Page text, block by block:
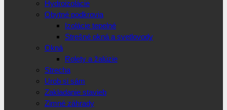
Hydroizolácie
Obytné podkrovia
Izolácie tepelné
Strešné okná a svetlovody
Okná
Rolety a žalúzie
Strecha
Urob si sám
Zakladanie stavieb
Zimné záhrady